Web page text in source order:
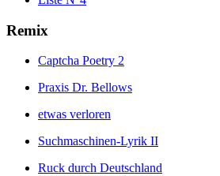
Remix
Captcha Poetry 2
Praxis Dr. Bellows
etwas verloren
Suchmaschinen-Lyrik II
Ruck durch Deutschland